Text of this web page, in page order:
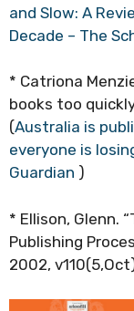
and Slow: A
Decade – The
* Catriona
books too
(Australia is
everyone is
Guardian )
* Ellison, Glenn.
Publishing
2002,